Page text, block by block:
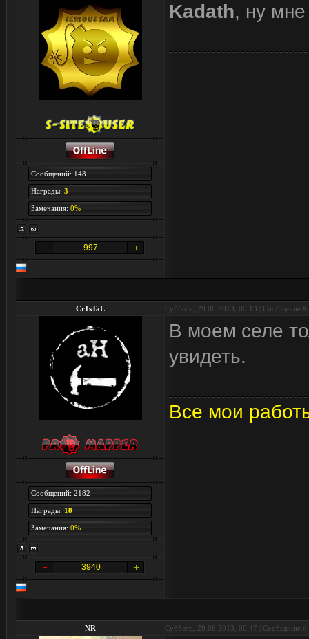
Сообщений: 148
Награды: 3
Замечания: 0%
997
Kadath, ну
Cr1sTaL Суббота, 29.06.2013, 00:13 | Сообщение #
Сообщений: 2182
Награды: 18
Замечания: 0%
3940
В моем селе
увидеть.
Все мои
NR Суббота, 29.06.2013, 00:47 | Сообщение #